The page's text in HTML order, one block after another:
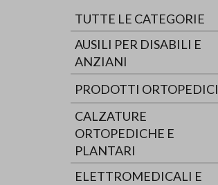
TUTTE LE CATEGORIE
AUSILI PER DISABILI E
ANZIANI
PRODOTTI ORTOPEDICI
CALZATURE
ORTOPEDICHE E
PLANTARI
ELETTROMEDICALI E